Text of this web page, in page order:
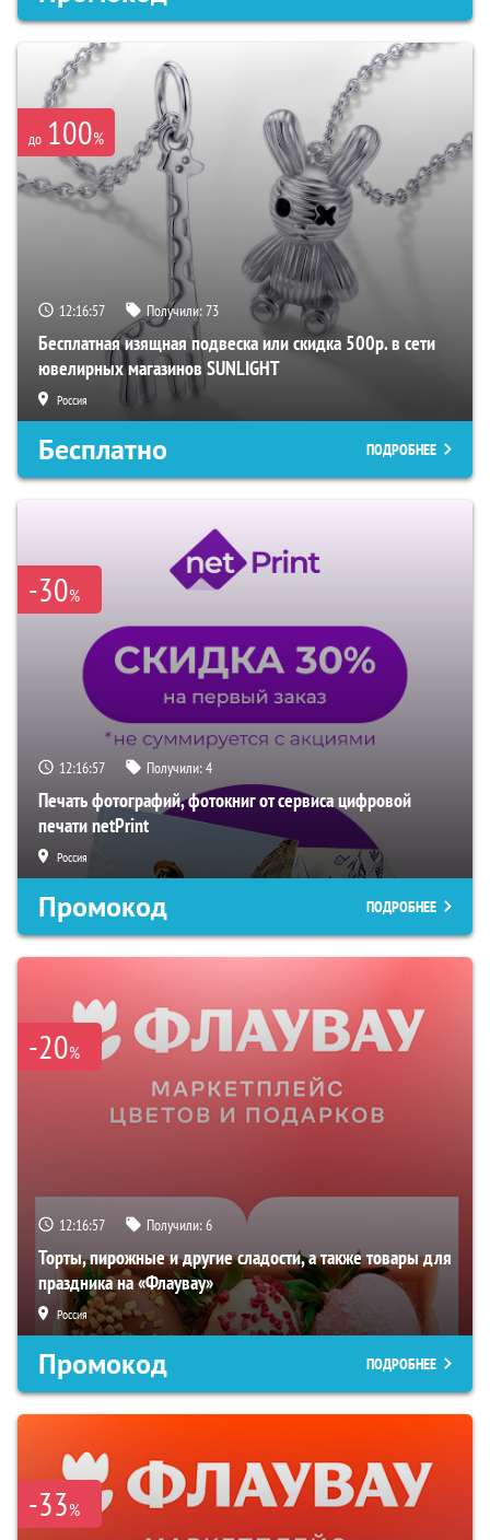
до 100%
12:16:56 Получили:73
Бесплатная изящная подвеска или скидка 500р. в сети
ювелирных магазинов SUNLIGHT
Россия
Бесплатно ПОДРОБНЕЕ
-30%
12:16:56 Получили:4
Печать фотографий, фотокниг от сервиса цифровой
печати netPrint
Россия
Промокод ПОДРОБНЕЕ
-20%
12:16:56 Получили:6
Торты, пирожные и другие сладости, а также товары для
праздника на «Флаувау»
Россия
Промокод ПОДРОБНЕЕ
-33%